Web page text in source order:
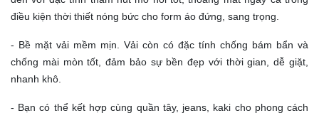
điều kiện thời thiết nóng bức cho form áo đứng, sang trọng.
- Bề mặt vải mềm mịn. Vải còn có đặc tính chống bám bẩn và
chống mài mòn tốt, đảm bảo sự bền đẹp với thời gian, dễ giặt,
nhanh khô.
- Bạn có thể kết hợp cùng quần tây, jeans, kaki cho phong cách